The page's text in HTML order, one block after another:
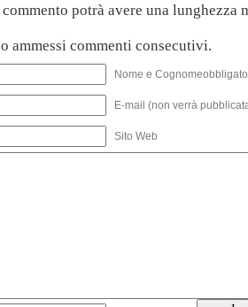
potrà avere una lunghezza
ammessi commenti consecutivi.
Nome e
E-mail (non verrà
Sito Web